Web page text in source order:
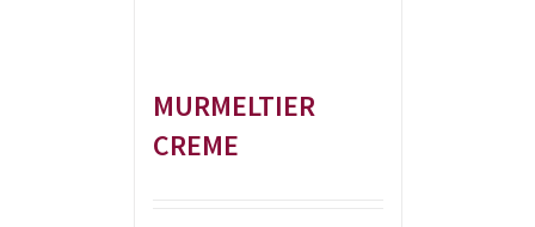
MURMELTIER
CREME